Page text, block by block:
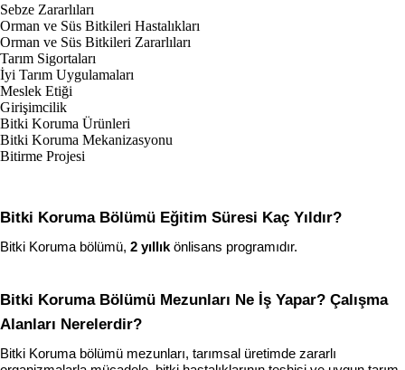
Sebze Zararlıları
Orman ve Süs Bitkileri Hastalıkları
Orman ve Süs Bitkileri Zararlıları
Tarım Sigortaları
İyi Tarım Uygulamaları
Meslek Etiği
Girişimcilik
Bitki Koruma Ürünleri
Bitki Koruma Mekanizasyonu
Bitirme Projesi
Bitki Koruma Bölümü Eğitim Süresi Kaç Yıldır?
Bitki Koruma bölümü, 2 yıllık önlisans programıdır.
Bitki Koruma Bölümü Mezunları Ne İş Yapar? Çalışma
Alanları Nerelerdir?
Bitki Koruma bölümü mezunları, tarımsal üretimde zararlı